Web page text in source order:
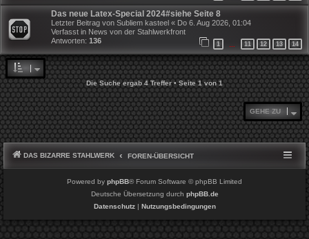
Das neue Latex-Special 2024#siehe Seite 8
Letzter Beitrag von Subliem kasteel « Do 6. Aug 2026, 01:04
Verfasst in News von der Stahlwerkfront
Antworten: 136 1 11 12 13 14
Die Suche ergab 4 Treffer • Seite1von1
GEHE ZU
DAS BIZARRE STAHLWERK FOREN-ÜBERSICHT
Powered by phpBB® Forum Software © phpBB Limited
Deutsche Übersetzung durch phpBB.de
Datenschutz| Nutzungsbedingungen